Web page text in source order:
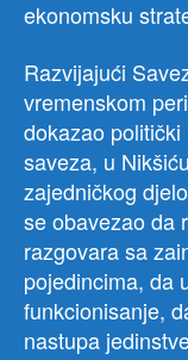
ekonomsku
Razvijajući
vremenskom
dokazao politički
saveza, u
zajedničkog
se obavezao da
razgovara sa
pojedincima, da
funkcionisanje,
nastupa